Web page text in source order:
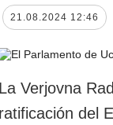
21.08.2024 12:46
La Verjovna
ratificación del